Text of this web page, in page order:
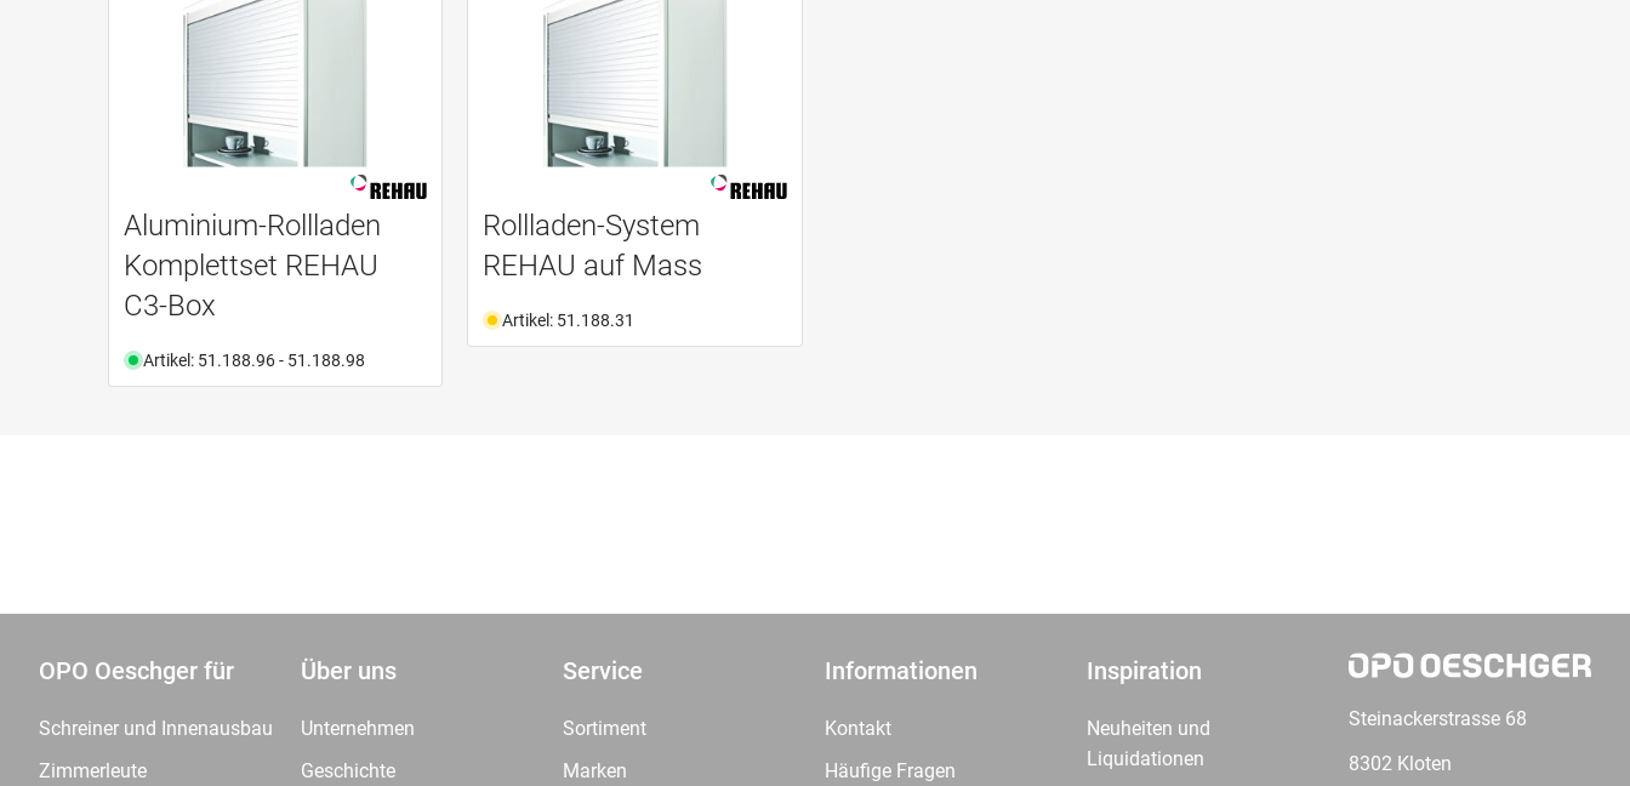
Aluminium-Rollladen
Komplettset REHAU
C3-Box
Artikel: 51.188.96 - 51.188.98
Rollladen-System
REHAU auf Mass
Artikel: 51.188.31
OPO Oeschger für
Schreiner und Innenausbau
Zimmerleute
Über uns
Unternehmen
Geschichte
Service
Sortiment
Marken
Informationen
Kontakt
Häufige Fragen
Inspiration
Neuheiten und
Liquidationen
Steinackerstrasse 68
8302 Kloten